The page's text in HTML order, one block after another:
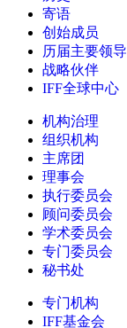
寄语
创始成员
历届主要领导
战略伙伴
IFF全球中心
机构治理
组织机构
主席团
理事会
执行委员会
顾问委员会
学术委员会
专门委员会
秘书处
专门机构
IFF基金会